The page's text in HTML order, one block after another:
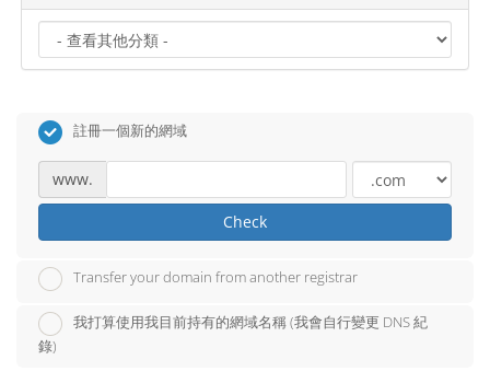
註冊一個新的網域
www.
Check
Transfer your domain from another registrar
我打算使用我目前持有的網域名稱 (我會自行變更 DNS 紀
錄)